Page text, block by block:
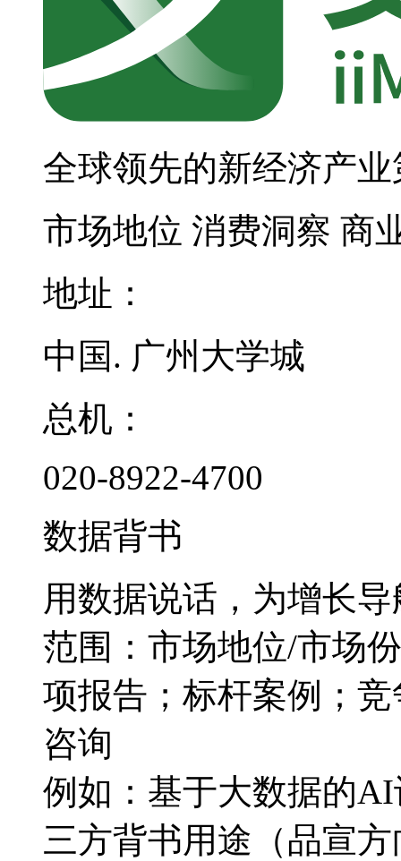
全球领先的新经济产
市场地位 消费洞察 商
地址：
中国. 广州大学城
总机：
020-8922-4700
数据背书
用数据说话，为增长导
范围：市场地位/市场
项报告；标杆案例；
咨询
例如：基于大数据的
三方背书用途（品宣